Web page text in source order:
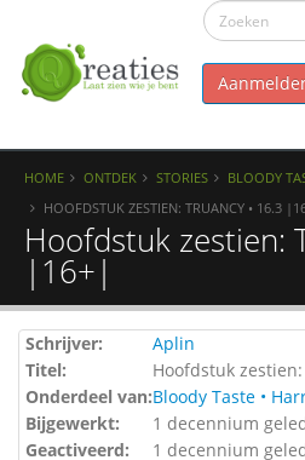
HOME ONTDEK STORIES
BLOODY
HOOFDSTUK ZESTIEN: TRUANCY • 16.3
Hoofdstuk zestien:
|16+|
Schrijver:
Aplin
Titel:
Hoofdstuk
Onderdeel van:Bloody Taste •
Bijgewerkt:
1 decennium
Geactiveerd:
1 decennium